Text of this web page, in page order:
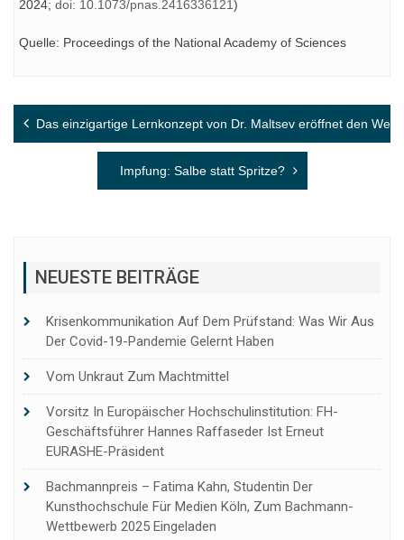
2024; doi: 10.1073/pnas.2416336121)
Quelle: Proceedings of the National Academy of Sciences
Beitragsnavigation
Das einzigartige Lernkonzept von Dr. Maltsev eröffnet den Weg
Impfung: Salbe statt Spritze?
NEUESTE BEITRÄGE
Krisenkommunikation Auf Dem Prüfstand: Was Wir Aus
Der Covid-19-Pandemie Gelernt Haben
Vom Unkraut Zum Machtmittel
Vorsitz In Europäischer Hochschulinstitution: FH-
Geschäftsführer Hannes Raffaseder Ist Erneut
EURASHE-Präsident
Bachmannpreis – Fatima Kahn, Studentin Der
Kunsthochschule Für Medien Köln, Zum Bachmann-
Wettbewerb 2025 Eingeladen